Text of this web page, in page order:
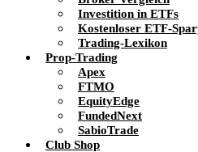
Investition in ETFs
Kostenloser ETF-
Trading-Lexikon
Prop-Trading
Apex
FTMO
EquityEdge
FundedNext
SabioTrade
Club Shop